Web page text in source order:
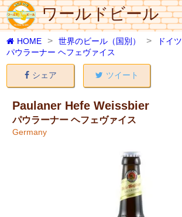
ワールドビール
HOME 世界のビール（国別）
ドイツ
パウラーナー ヘフェヴァイス
シェア ツイート
Paulaner Hefe Weissbier
パウラーナー ヘフェヴァイス
Germany